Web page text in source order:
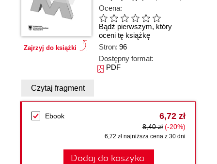
Zajrzyj do książki
Ocena:
Bądź pierwszym, który
oceni tę książkę
Stron: 96
Dostępny format:
PDF
Czytaj fragment
Ebook 6,72 zł
8,40 zł (-20%)
6,72 zł najniższa cena z 30 dni
Dodaj do koszyka